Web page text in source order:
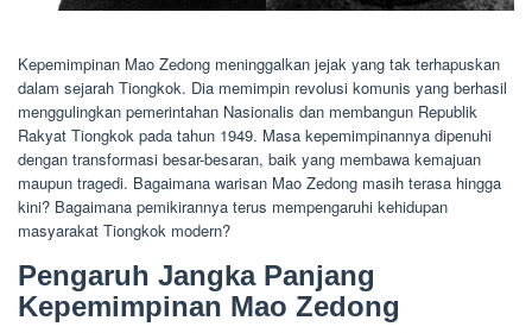
Kepemimpinan Mao Zedong meninggalkan jejak yang tak terhapuskan
dalam sejarah Tiongkok. Dia memimpin revolusi komunis yang berhasil
menggulingkan pemerintahan Nasionalis dan membangun Republik
Rakyat Tiongkok pada tahun 1949. Masa kepemimpinannya dipenuhi
dengan transformasi besar-besaran, baik yang membawa kemajuan
maupun tragedi. Bagaimana warisan Mao Zedong masih terasa hingga
kini? Bagaimana pemikirannya terus mempengaruhi kehidupan
masyarakat Tiongkok modern?
Pengaruh Jangka Panjang
Kepemimpinan Mao Zedong